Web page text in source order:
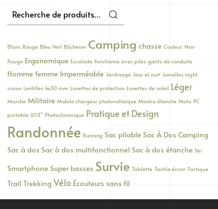
Recherche
pour :
Blanc Rouge Bleu Vert Bûcheron Camping chasse Couleur: Noir
Rouge Ergonomique Escalade Fonctionne avec piles gants de conduite
Homme femme Imperméable Jardinage Jour et nuit Jumelles night
vision Lentilles 4x30 mm Lunettes de protection Lunettes de soleil Léger
Marche Militaire Mobile chargeur photovoltaïque Montre étanche Moto PC
portable 11/13" Photochromique Pratique et Design
Randonnée Running Sac pliable Sac À Dos Camping
Sac à dos Sac à dos multifonctionnel Sac à dos étanche Ski
Smartphone Super basses Survie Tablette Tactile écran Tactique
Trail Trekking Vélo Écouteurs sans fil